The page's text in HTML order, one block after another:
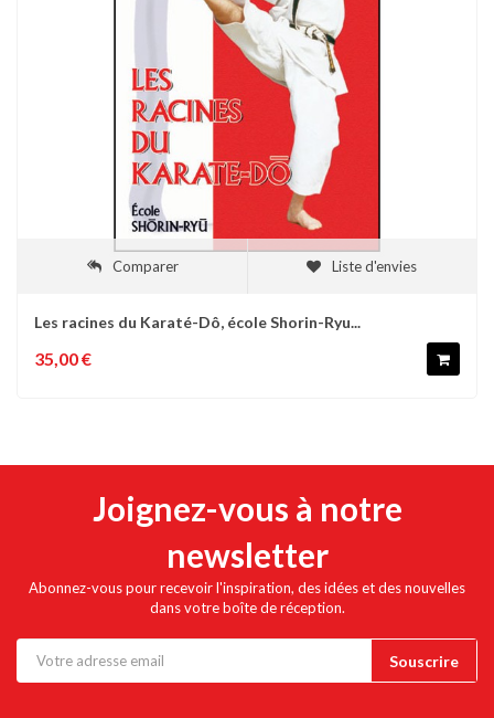
Comparer Liste d'envies
Les racines du Karaté-Dô, école Shorin-Ryu...
35,00 €
Joignez-vous à notre
newsletter
Abonnez-vous pour recevoir l'inspiration, des idées et des nouvelles
dans votre boîte de réception.